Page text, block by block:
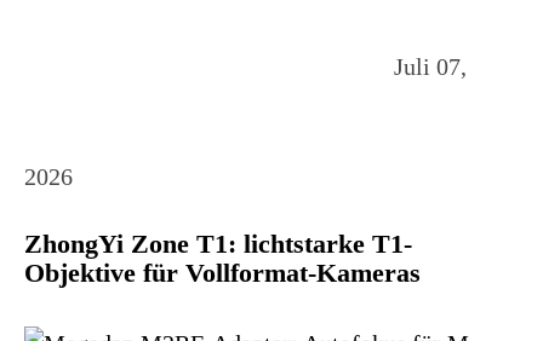
Juli 07,
2026
ZhongYi Zone T1: lichtstarke T1-
Objektive für Vollformat-Kameras